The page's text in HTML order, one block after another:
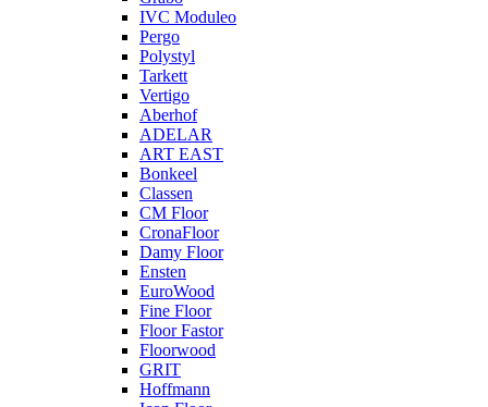
IVC Moduleo
Pergo
Polystyl
Tarkett
Vertigo
Aberhof
ADELAR
ART EAST
Bonkeel
Classen
CM Floor
CronaFloor
Damy Floor
Ensten
EuroWood
Fine Floor
Floor Fastor
Floorwood
GRIT
Hoffmann